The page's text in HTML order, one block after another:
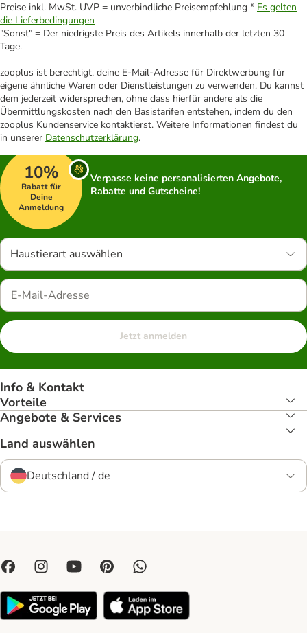
Preise inkl. MwSt. UVP = unverbindliche Preisempfehlung * Es gelten
die Lieferbedingungen
"Sonst" = Der niedrigste Preis des Artikels innerhalb der letzten 30
Tage.
zooplus ist berechtigt, deine E-Mail-Adresse für Direktwerbung für
eigene ähnliche Waren oder Dienstleistungen zu verwenden. Du kannst
dem jederzeit widersprechen, ohne dass hierfür andere als die
Übermittlungskosten nach den Basistarifen entstehen, indem du den
zooplus Kundenservice kontaktierst. Weitere Informationen findest du
in unserer Datenschutzerklärung.
10%
Rabatt für
Deine
Anmeldung
Verpasse keine personalisierten Angebote,
Rabatte und Gutscheine!
Haustierart auswählen
Jetzt anmelden
Info & Kontakt
Vorteile
Angebote & Services
Land auswählen
Deutschland / de